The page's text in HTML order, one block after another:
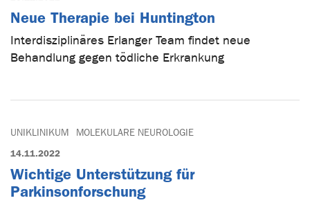
Neue Therapie bei Huntington
Interdisziplinäres Erlanger Team findet neue
Behandlung gegen tödliche Erkrankung
UNIKLINIKUM MOLEKULARE NEUROLOGIE
14.11.2022
Wichtige Unterstützung für
Parkinsonforschung